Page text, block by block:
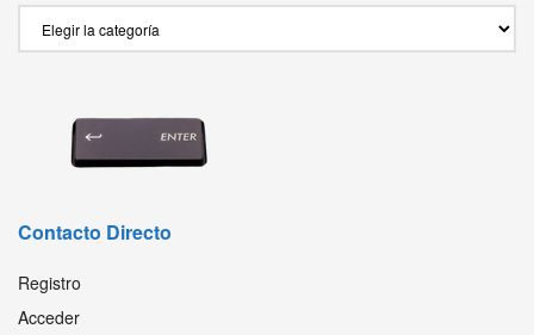
Contacto Directo
Registro
Acceder